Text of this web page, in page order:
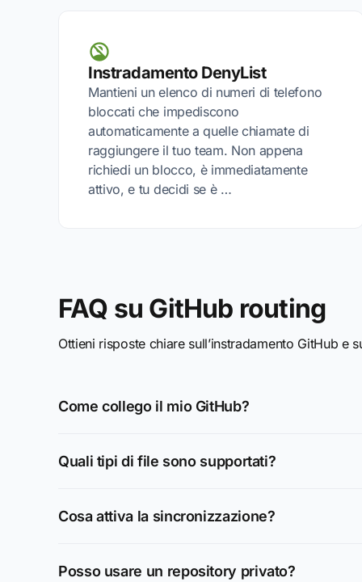
Instradamento DenyList
Mantieni un elenco di numeri di telefono
bloccati che impediscono
automaticamente a quelle chiamate di
raggiungere il tuo team. Non appena
richiedi un blocco, è immediatamente
attivo, e tu decidi se è …
FAQ su GitHub routing
Ottieni risposte chiare sull’instradamento GitHub e
Come collego il mio GitHub?
Quali tipi di file sono supportati?
Cosa attiva la sincronizzazione?
Posso usare un repository privato?